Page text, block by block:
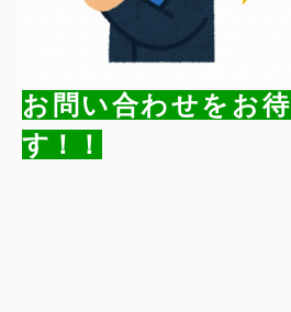
お問い合わせをお
す！！